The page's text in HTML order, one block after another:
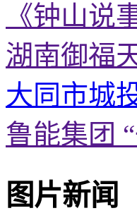
《钟山说
湖南御福
大同市城
鲁能集团
图片新闻